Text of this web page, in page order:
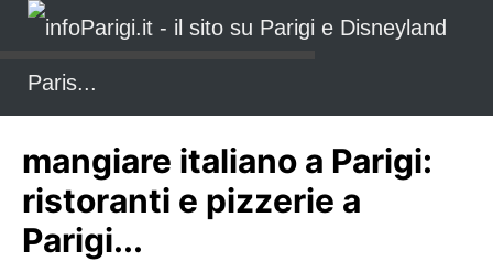
mangiare italiano a Parigi:
ristoranti e pizzerie a
Parigi...